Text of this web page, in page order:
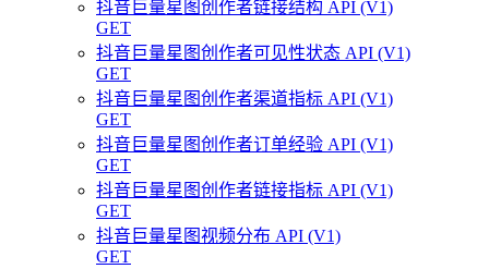
抖音巨量星图创作者链接结构 API (V1)
GET
抖音巨量星图创作者可见性状态 API (V1)
GET
抖音巨量星图创作者渠道指标 API (V1)
GET
抖音巨量星图创作者订单经验 API (V1)
GET
抖音巨量星图创作者链接指标 API (V1)
GET
抖音巨量星图视频分布 API (V1)
GET